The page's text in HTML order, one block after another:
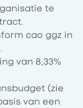
te
cao ggz in
.
van 8,33%
(zie
van een